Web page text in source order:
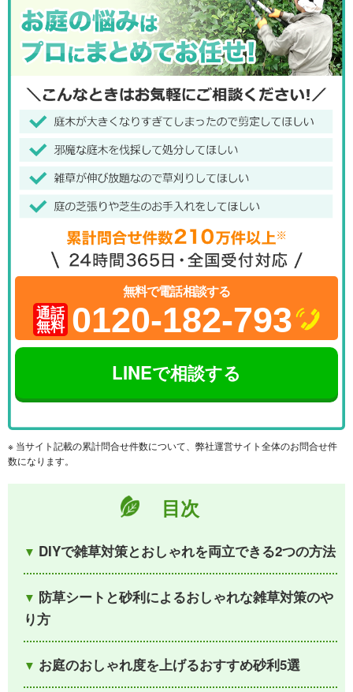
無料で電話相談する
通話
無料 0120-182-793
LINEで相談する
※ 当サイト記載の累計問合せ件数について、弊社運営サイト全体のお問合せ件
数になります。
目次
DIYで雑草対策とおしゃれを両立できる2つの方法
防草シートと砂利によるおしゃれな雑草対策のや
り方
お庭のおしゃれ度を上げるおすすめ砂利5選